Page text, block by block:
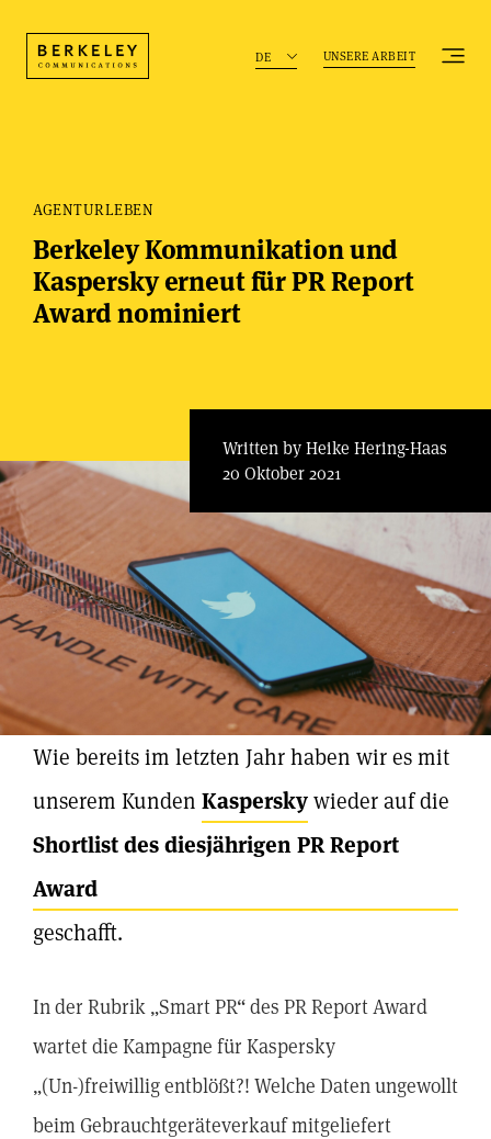
UNSERE ARBEIT
DE
AGENTURLEBEN
Berkeley Kommunikation und
Kaspersky erneut für PR Report
Award nominiert
Written by Heike Hering-Haas
20 Oktober 2021
Wie bereits im letzten Jahr haben wir es mit
unserem Kunden Kasperskywieder auf die
Shortlist des diesjährigen PR Report
Award
geschafft.
In der Rubrik „Smart PR“ des PR Report Award
wartet die Kampagne für Kaspersky
„(Un-)freiwillig entblößt?! Welche Daten ungewollt
beim Gebrauchtgeräteverkauf mitgeliefert